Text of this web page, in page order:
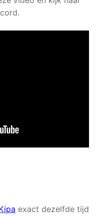
exact dezelfde tijd